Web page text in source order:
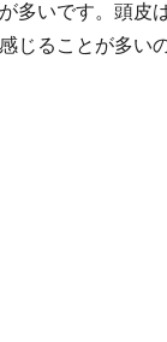
多いです。頭皮
じることが多い